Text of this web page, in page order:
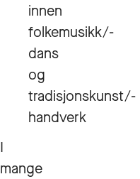
innen
folkemusikk/-
dans
og
tradisjonskunst/-
handverk
I
mange